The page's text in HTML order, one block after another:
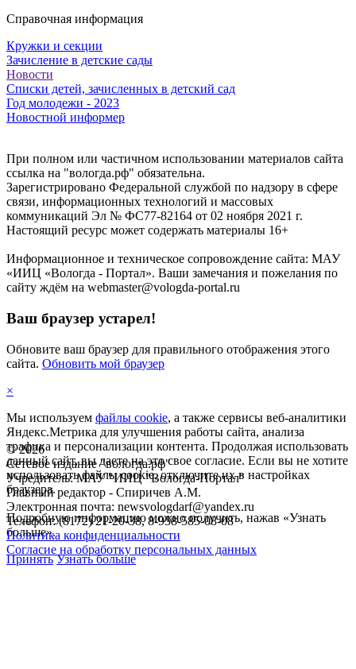
Справочная информация
Кружки и секции
Зачисление в детские сады
Новости
Списки детей, зачисленных в детский сад
Год молодежи - 2023
©2026
Сетевое издание "вологда.рф"
Учредитель: МАУ "ИИЦ "Вологда-Портал"
Главный редактор - Спиричев А.М.
Электронная почта: newsvologdarf@yandex.ru
Телефон: (8172) 21-20-38, 8-958-585-08-08
Политика конфиденциальности
Согласие на обработку персональных данных
Новостной информер
При полном или частичном использовании материалов сайта
ссылка на "вологда.рф" обязательна.
Зарегистрировано Федеральной службой по надзору в сфере
связи, информационных технологий и массовых
коммуникаций Эл № ФС77-82164 от 02 ноября 2021 г.
Настоящий ресурс может содержать материалы 16+
Информационное и техническое сопровождение сайта: МАУ
«ИИЦ «Вологда - Портал». Ваши замечания и пожелания по
сайту ждём на webmaster@vologda-portal.ru
Ваш браузер устарел!
Обновите ваш браузер для правильного отображения этого
сайта. Обновить мой браузер
×
Мы используем файлы cookie, а также сервисы веб-аналитики
Яндекс.Метрика для улучшения работы сайта, анализа
трафика и персонализации контента. Продолжая использовать
данный сайт, вы даете на это свое согласие. Если вы не хотите
использовать файлы cookie, отключите их в настройках
браузера.
Подробную информацию можно получить, нажав «Узнать
больше».
Принять Узнать больше